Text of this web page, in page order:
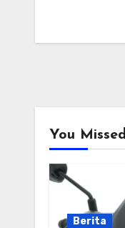
You Missed
Berita